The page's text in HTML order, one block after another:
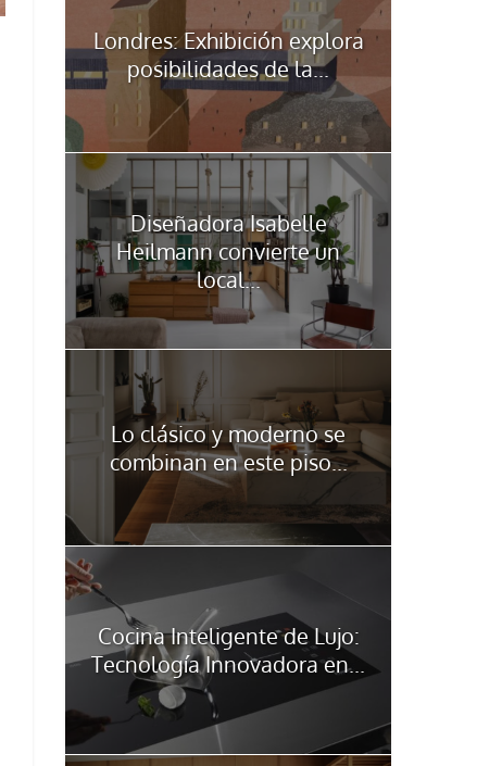
Londres: Exhibición explora
posibilidades de la...
Diseñadora Isabelle
Heilmann convierte un
local...
Lo clásico y moderno se
combinan en este piso...
Cocina Inteligente de Lujo:
Tecnología Innovadora en...